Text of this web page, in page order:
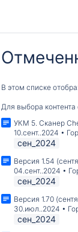
В этом списке
Для выбора
УКМ 5. Сканер
10.сент..2024 •
сен_2024
Версия 1.54
04.сент..2024 •
сен_2024
Версия 1.70
30.июл..2024 •
сен_2024